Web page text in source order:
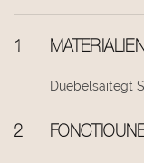
1
Duebelsäitegt
2